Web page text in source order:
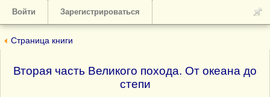
Войти Зарегистрироваться
Страница книги
Вторая часть Великого похода. От океана до
степи